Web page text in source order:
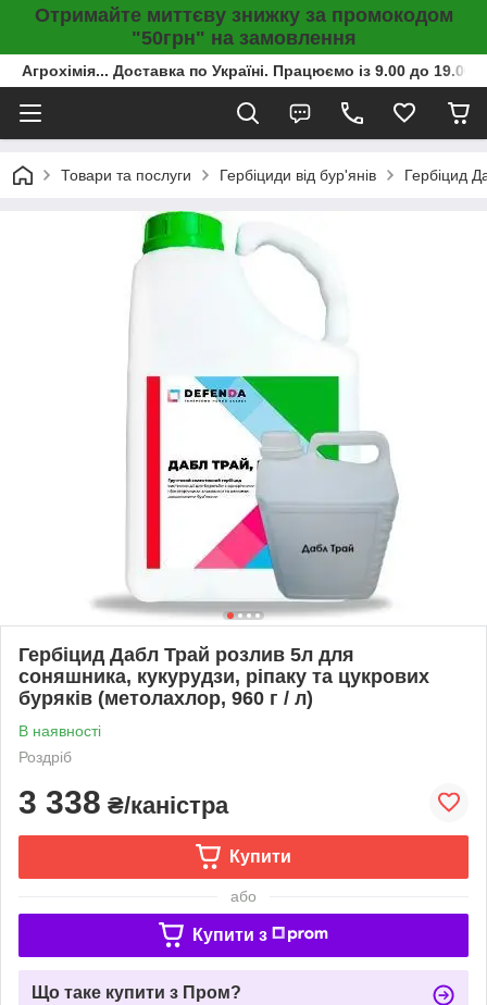
Отримайте миттєву знижку за промокодом
"50грн" на замовлення
Агрохімія... Доставка по Україні. Працюємо із 9.00 до
Товари та послуги Гербіциди від бур'янів Гербіцид
Гербіцид Дабл Трай розлив 5л для
соняшника, кукурудзи, ріпаку та цукрових
буряків (метолахлор, 960 г / л)
В наявності
Роздріб
3 338 ₴/каністра
Купити
або
Купити з
Що таке купити з Пром?